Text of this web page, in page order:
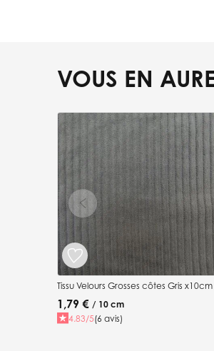
VOUS EN
Press to skip carousel
Tissu Velours Grosses côtes Gris x10cm
1,79 € / 10 cm
4.83/5(6 avis)